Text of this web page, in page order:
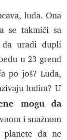
luda. Ona
se takmiči sa
da uradi dupli
u 23 grend
po još? Luda,
ludim? U
mogu da
i snažnom
da ne